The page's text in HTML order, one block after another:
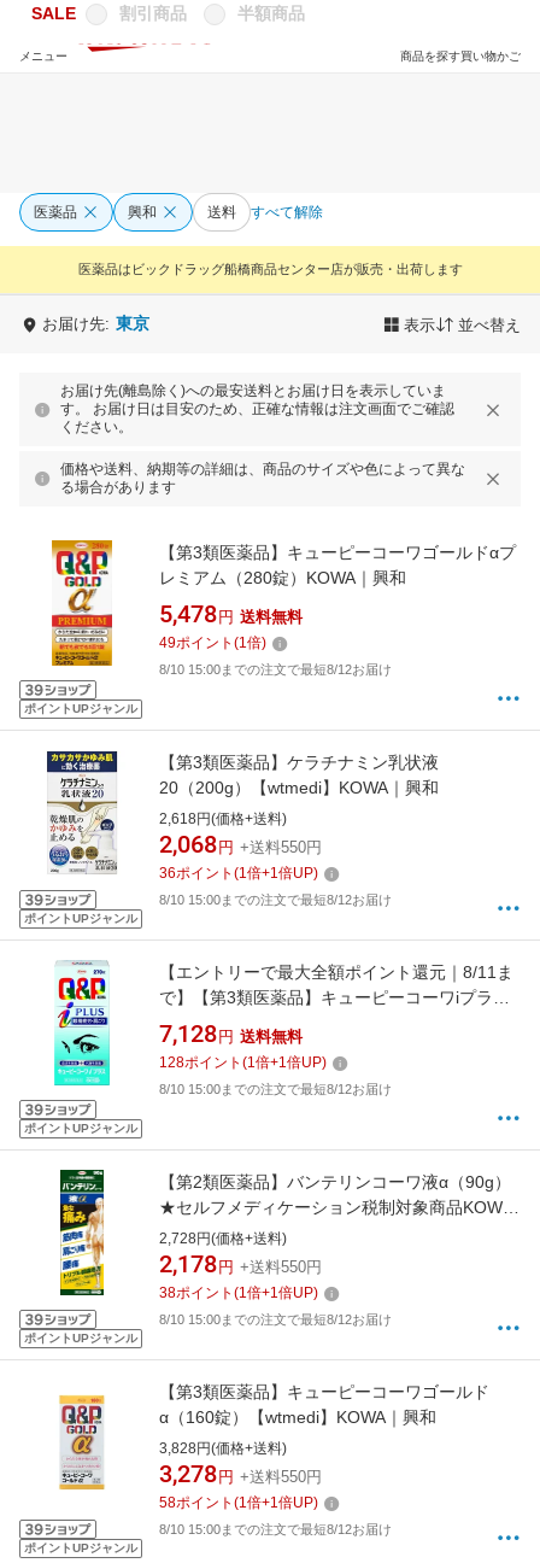
買い物かご
商品を探す
メニュー
SALE 割引商品 半額商品
医薬品 興和 送料 すべて解除
医薬品はビックドラッグ船橋商品センター店が販売・出荷します
お届け先: 東京 表示 並べ替え
お届け先(離島除く)への最安送料とお届け日を表示していま
す。 お届け日は目安のため、正確な情報は注文画面でご確認
ください。
価格や送料、納期等の詳細は、商品のサイズや色によって異な
る場合があります
ポイントUPジャンル
【第3類医薬品】キューピーコーワゴールドαプ
レミアム（280錠）KOWA｜興和
5,478 円 送料無料
49ポイント (1倍)
8/10 15:00までの注文で最短8/12お届け
ポイントUPジャンル
【第3類医薬品】ケラチナミン乳状液
20（200g）【wtmedi】KOWA｜興和
2,618円(価格+送料)
2,068 円 +送料550円
36ポイント (1倍+1倍UP)
8/10 15:00までの注文で最短8/12お届け
ポイントUPジャンル
【エントリーで最大全額ポイント還元｜8/11ま
で】【第3類医薬品】キューピーコーワiプラス
（270錠）★セルフメディケーション税制対象
商品【wtmedi】 KOWA｜興和
7,128 円 送料無料
128ポイント (1倍+1倍UP)
8/10 15:00までの注文で最短8/12お届け
ポイントUPジャンル
【第2類医薬品】バンテリンコーワ液α（90g）
★セルフメディケーション税制対象商品KOWA
｜興和
2,728円(価格+送料)
2,178 円 +送料550円
38ポイント (1倍+1倍UP)
8/10 15:00までの注文で最短8/12お届け
ポイントUPジャンル
【第3類医薬品】キューピーコーワゴールド
α（160錠）【wtmedi】KOWA｜興和
3,828円(価格+送料)
3,278 円 +送料550円
58ポイント (1倍+1倍UP)
8/10 15:00までの注文で最短8/12お届け